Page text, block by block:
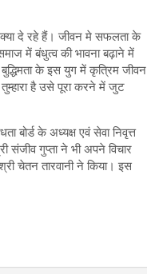
क्या दे रहे हैं। जीवन मे सफलता के
में बंधुत्व की भावना बढ़ाने में
के इस युग में कृत्रिम जीवन
है उसे पूरा करने में जुट
बोर्ड के अध्यक्ष एवं सेवा निवृत्त
संजीव गुप्ता ने भी अपने विचार
चेतन तारवानी ने किया। इस